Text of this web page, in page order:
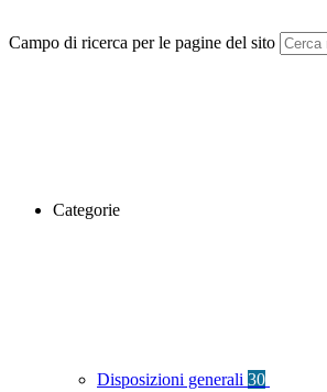
Campo di ricerca per le pagine del sito
Categorie
Disposizioni generali 30